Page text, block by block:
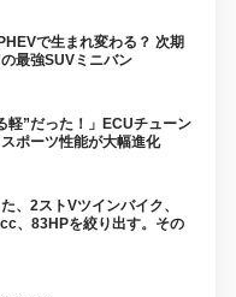
で生まれ変わる？ 次期
最強SUVミニバン
軽”だった！」ECUチューン
ポーツ性能が大幅進化
、2ストVツインバイク、
、83HPを絞り出す。その